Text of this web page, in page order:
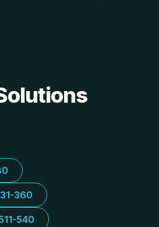
360
540